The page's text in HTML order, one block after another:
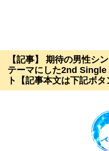
【記事】 期待の男性シ
テーマにした2nd
ト【記事本文は下記ボタ